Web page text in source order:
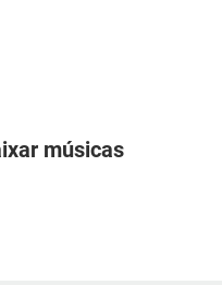
músicas